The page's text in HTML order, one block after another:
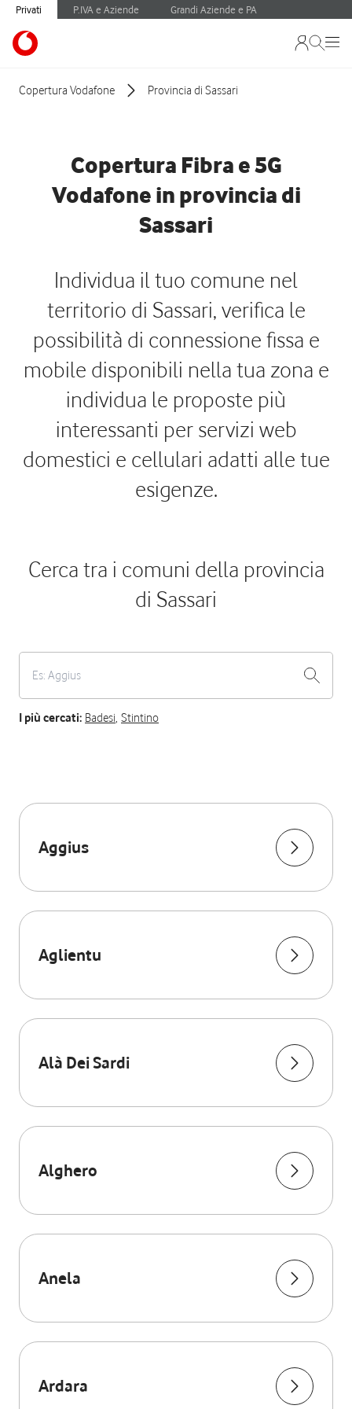
Privati P.IVA e Aziende Grandi Aziende e PA
Copertura Vodafone Provincia di Sassari
Copertura Fibra e 5G
Vodafone in provincia di
Sassari
Individua il tuo comune nel
territorio di Sassari, verifica le
possibilità di connessione fissa e
mobile disponibili nella tua zona e
individua le proposte più
interessanti per servizi web
domestici e cellulari adatti alle tue
esigenze.
Cerca tra i comuni della provincia
di Sassari
I più cercati: Badesi, Stintino
Aggius
Aglientu
Alà Dei Sardi
Alghero
Anela
Ardara